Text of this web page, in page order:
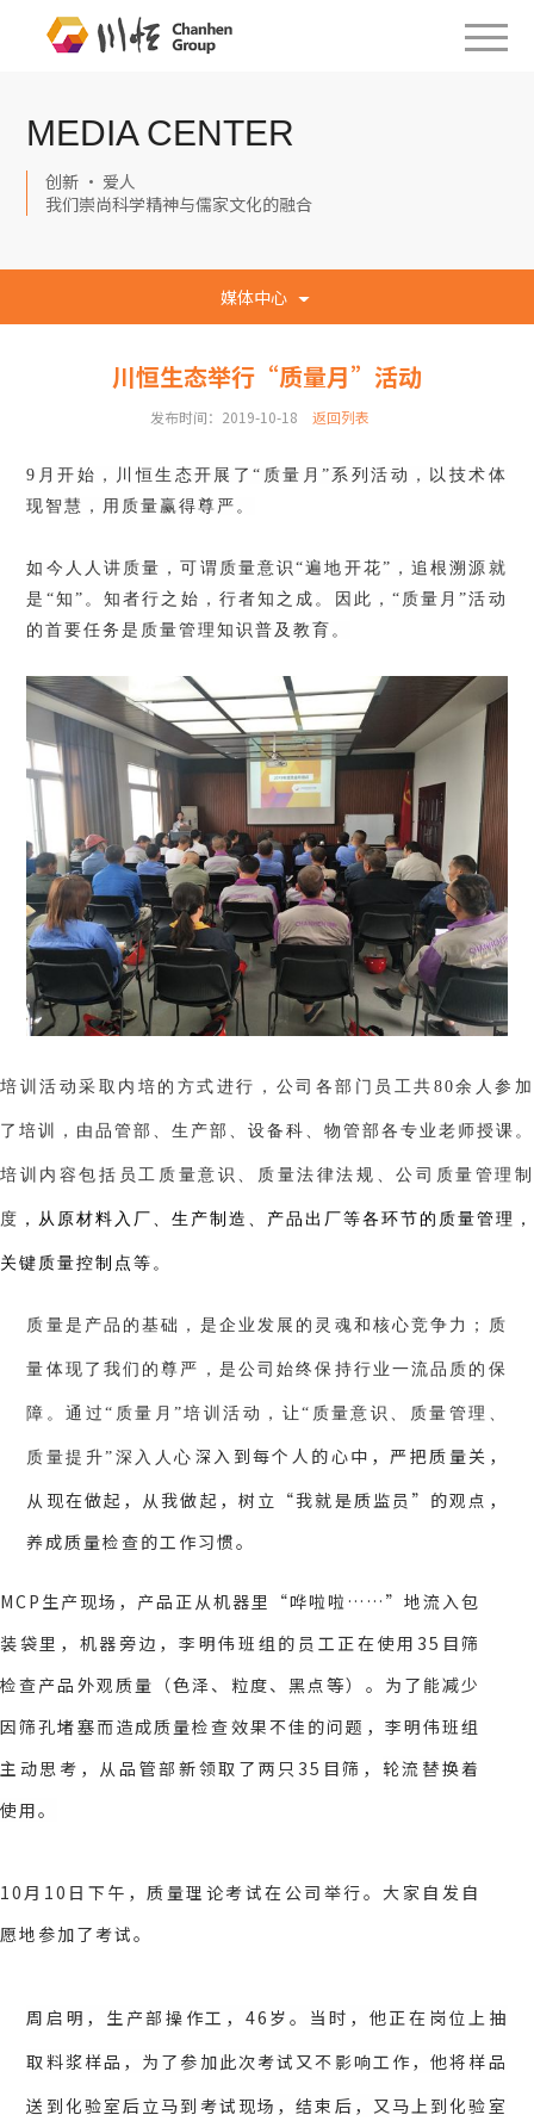
MEDIA CENTER
创新 · 爱人
我们崇尚科学精神与儒家文化的融合
媒体中心
川恒生态举行“质量月”活动
发布时间：2019-10-18 返回列表
9月开始，川恒生态开展了“质量月”系列活动，以技术体
现智慧，用质量赢得尊严。
如今人人讲质量，可谓质量意识“遍地开花”，追根溯源就
是“知”。知者行之始，行者知之成。
因此，“质量月”活动
的首要任务是质量管理知识普及教育。
培训活动采取内培的方式进行，公司各部门员工共80余人参加
了培训，由品管部、生产部、设备科、物管部各专业老师授课。
培训内容包括员工质量意识、质量法律法规、公司质量管理制
度 ，从原材料入厂、生产制造、产品出厂等各环节的质量管理，
关键质量控制点等。
质量是产品的基础，是企业发展的灵魂和核心竞争力；质
量体现了我们的尊严，是公司始终保持行业一流品质的保
障。通过“质量月”培训活动，让“质量意识、质量管理、
质量提升”深入人心 深入到每个人的心中，严把质量关，
从现在做起，从我做起，树立“我就是质监员”的观点，
养成质量检查的工作习惯。
MCP生产现场，产品正从机器里“哗啦啦……”地流入包
装袋里，机器旁边，李明伟班组的员工正在使用35目筛
检查产品外观质量（色泽、粒度、黑点等）。为了能减少
因筛孔堵塞而造成质量检查效果不佳的问题，李明伟班组
主动思考，从品管部新领取了两只35目筛， 轮流替换着
使用。
10月10日下午，质量理论考试在公司举行。大家自发自
愿地参加了考试。
周启明，生产部操作工，46岁。当时，他正在岗位上抽
取料浆样品，为了参加此次考试又不影响工作，他将样品
送到化验室后立马到考试现场，结束后，又马上到化验室